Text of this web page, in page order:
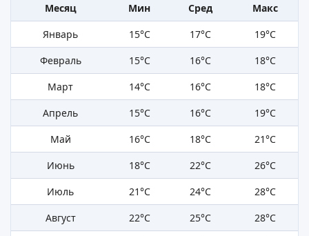
Месяц Мин Сред
Макс
Январь
15°C 17°C
19°C
Февраль
15°C 16°C
18°C
Март
14°C 16°C
18°C
Апрель
15°C 16°C
19°C
Май
16°C 18°C
21°C
Июнь
18°C 22°C
26°C
Июль
21°C 24°C
28°C
Август
22°C 25°C
28°C